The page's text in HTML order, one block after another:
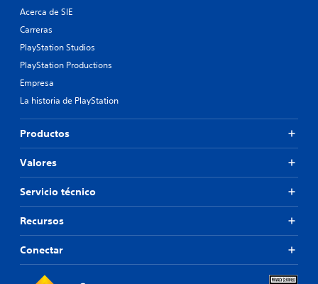
Acerca de SIE
Carreras
PlayStation Studios
PlayStation Productions
Empresa
La historia de PlayStation
Productos
Valores
Servicio técnico
Recursos
Conectar